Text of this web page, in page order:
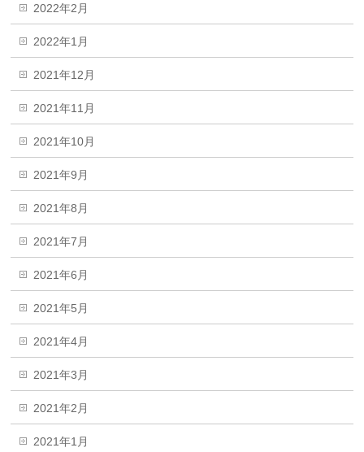
2022年2月
2022年1月
2021年12月
2021年11月
2021年10月
2021年9月
2021年8月
2021年7月
2021年6月
2021年5月
2021年4月
2021年3月
2021年2月
2021年1月